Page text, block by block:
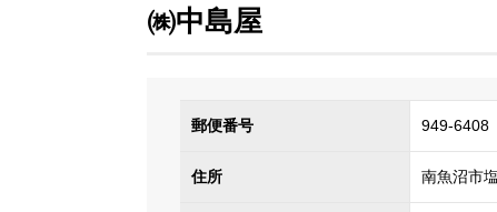
㈱中島屋
郵便番号 949-6408
住所 南魚沼市